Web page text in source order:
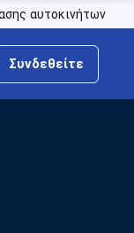
αυτοκινήτων
Συνδεθείτε